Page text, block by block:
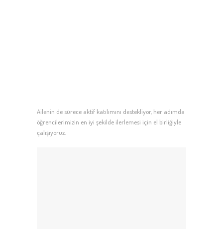
Ailenin de sürece aktif katılımını destekliyor, her adımda
öğrencilerimizin en iyi şekilde ilerlemesi için el birliğiyle
çalışıyoruz.